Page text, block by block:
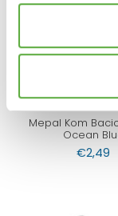
Mepal Kom
Ocean
€2,49